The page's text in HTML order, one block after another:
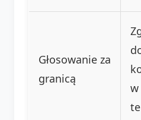
Głosowanie za
granicą
w